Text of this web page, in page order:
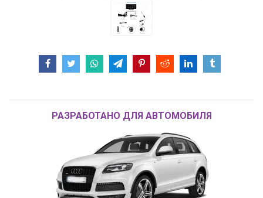
РАЗРАБОТАНО ДЛЯ АВТОМОБИЛЯ